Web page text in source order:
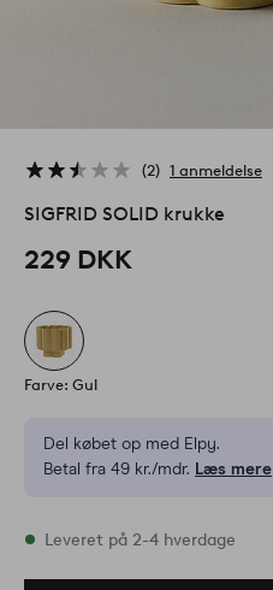
2 1 anmeldelse
SIGFRID SOLID krukke
229 DKK
Farve: Gul
Del købet op med Elpy.
Betal fra 49 kr./mdr. Læs mere
På lager
Leveret på 2-4 hverdage